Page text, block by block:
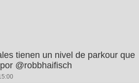
tienen un nivel de parkour que
@robbhaifisch